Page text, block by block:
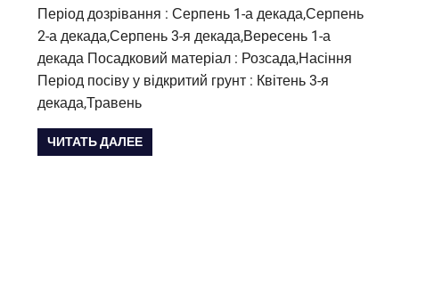
Період дозрівання : Серпень 1-а декада,Серпень
2-а декада,Серпень 3-я декада,Вересень 1-а
декада Посадковий матеріал : Розсада,Насіння
Період посіву у відкритий грунт : Квітень 3-я
декада,Травень
ЧИТАТЬ ДАЛЕЕ